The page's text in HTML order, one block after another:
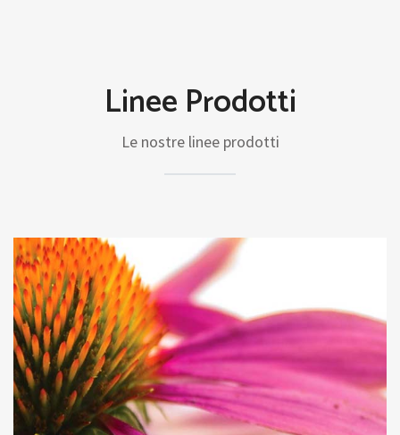
Linee Prodotti
Le nostre linee prodotti